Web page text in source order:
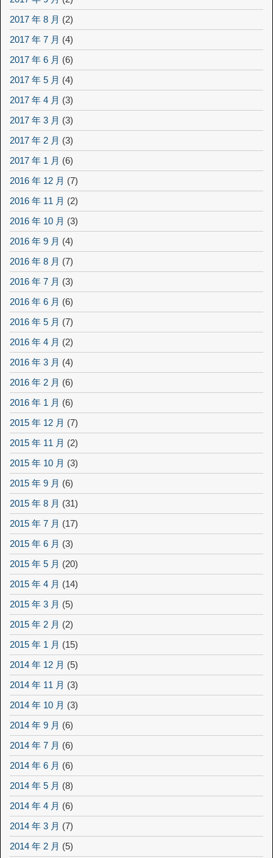
2017 年 8 月 (2)
2017 年 7 月 (4)
2017 年 6 月 (6)
2017 年 5 月 (4)
2017 年 4 月 (3)
2017 年 3 月 (3)
2017 年 2 月 (3)
2017 年 1 月 (6)
2016 年 12 月 (7)
2016 年 11 月 (2)
2016 年 10 月 (3)
2016 年 9 月 (4)
2016 年 8 月 (7)
2016 年 7 月 (3)
2016 年 6 月 (6)
2016 年 5 月 (7)
2016 年 4 月 (2)
2016 年 3 月 (4)
2016 年 2 月 (6)
2016 年 1 月 (6)
2015 年 12 月 (7)
2015 年 11 月 (2)
2015 年 10 月 (3)
2015 年 9 月 (6)
2015 年 8 月 (31)
2015 年 7 月 (17)
2015 年 6 月 (3)
2015 年 5 月 (20)
2015 年 4 月 (14)
2015 年 3 月 (5)
2015 年 2 月 (2)
2015 年 1 月 (15)
2014 年 12 月 (5)
2014 年 11 月 (3)
2014 年 10 月 (3)
2014 年 9 月 (6)
2014 年 7 月 (6)
2014 年 6 月 (6)
2014 年 5 月 (8)
2014 年 4 月 (6)
2014 年 3 月 (7)
2014 年 2 月 (5)